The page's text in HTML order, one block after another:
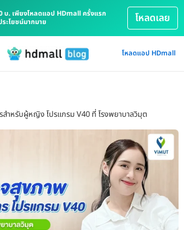
บ. เพียงโหลดแอป HDmall ครั้งแรก
ะโยชน์มากมาย
โหลดเลย
โหลดแอป HDmall
สำหรับผู้หญิง โปรแกรม V40 ที่ โรงพยาบาลวิมุต